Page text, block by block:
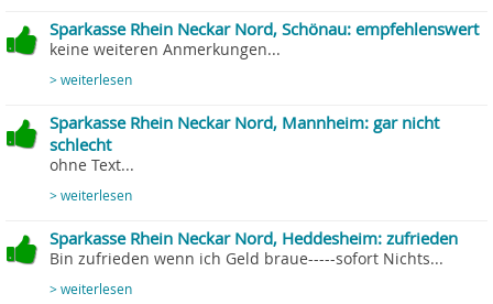
Sparkasse Rhein Neckar Nord, Schönau: empfehlenswert
keine weiteren Anmerkungen...
> weiterlesen
Sparkasse Rhein Neckar Nord, Mannheim: gar nicht
schlecht
ohne Text...
> weiterlesen
Sparkasse Rhein Neckar Nord, Heddesheim: zufrieden
Bin zufrieden wenn ich Geld braue-----sofort Nichts...
> weiterlesen